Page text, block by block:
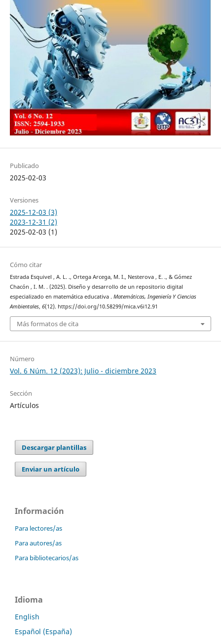
Publicado
2025-02-03
Versiones
2025-12-03 (3)
2023-12-31 (2)
2025-02-03 (1)
Cómo citar
Estrada Esquivel , A. L. ., Ortega Arcega, M. I., Nesterova , E. ., & Gómez
Chacón , I. M. . (2025). Diseño y desarrollo de un repositorio digital
especializado en matemática educativa . Matemáticas, Ingeniería Y Ciencias
Ambientales, 6(12). https://doi.org/10.58299/mica.v6i12.91
Más formatos de cita
Número
Vol. 6 Núm. 12 (2023): Julio - diciembre 2023
Sección
Artículos
Descargar plantillas
Enviar un artículo
Información
Para lectores/as
Para autores/as
Para bibliotecarios/as
Idioma
English
Español (España)